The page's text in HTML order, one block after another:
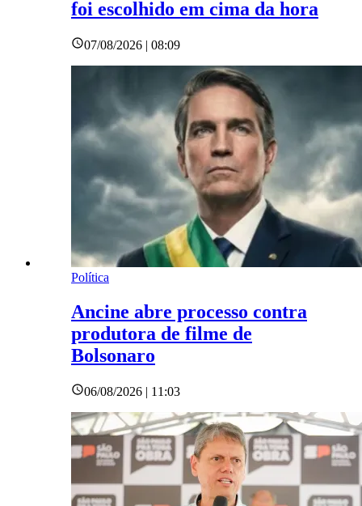
foi escolhido em cima da hora
07/08/2026 | 08:09
Política
Ancine abre processo contra
produtora de filme de
Bolsonaro
06/08/2026 | 11:03